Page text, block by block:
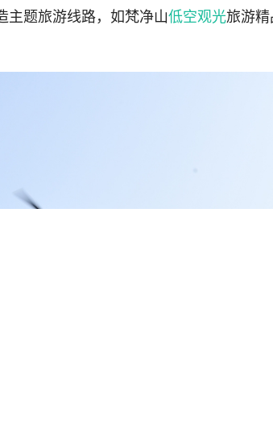
主题旅游线路，如梵净山低空观光旅游精